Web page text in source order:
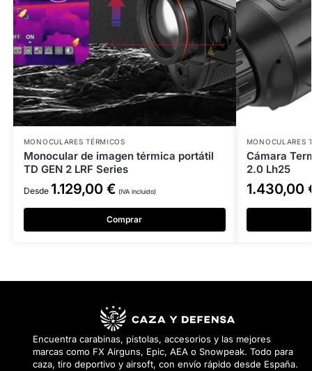
MONOCULARES TÉRMICOS
Monocular de imagen térmica portátil
TD GEN 2 LRF Series
Desde 1.129,00 € (IVA incluido)
Comprar
MONOCULARES
Cámara
2.0 Lh25
1.430,00
Encuentra carabinas, pistolas, accesorios y las mejores
marcas como FX Airguns, Epic, AEA o Snowpeak. Todo para
caza, tiro deportivo y airsoft, con envío rápido desde España.